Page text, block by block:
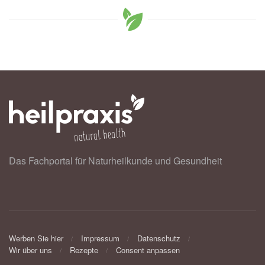
Das Fachportal für Naturheilkunde und Gesundheit
Werben Sie hier Impressum
Datenschutz
Wir über uns
Rezepte Consent anpassen